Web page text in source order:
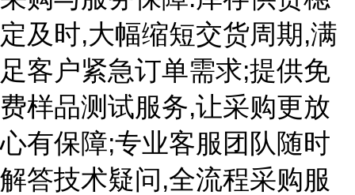
定及时,大幅缩短交货周期,满
足客户紧急订单需求;提供免
费样品测试服务,让采购更放
心有保障;专业客服团队随时
解答技术疑问,全流程采购服